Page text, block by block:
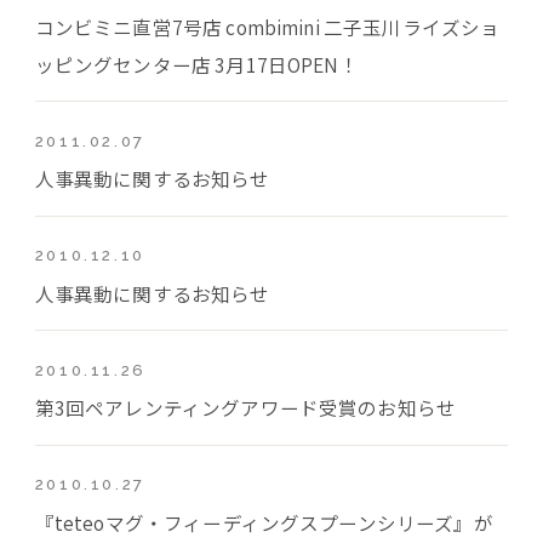
コンビミニ直営7号店 combimini 二子玉川ライズショ
ッピングセンター店 3月17日OPEN！
2011.02.07
人事異動に関するお知らせ
2010.12.10
人事異動に関するお知らせ
2010.11.26
第3回ペアレンティングアワード受賞のお知らせ
2010.10.27
『teteoマグ・フィーディングスプーンシリーズ』が